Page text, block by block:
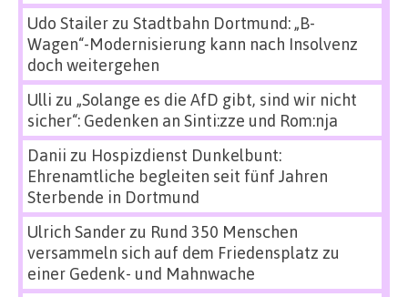
Udo Stailerzu Stadtbahn Dortmund: „B-
Wagen“-Modernisierung kann nach Insolvenz
doch weitergehen
Ulli zu „Solange es die AfD gibt, sind wir nicht
sicher“: Gedenken an Sinti:zze und Rom:nja
Danii zu Hospizdienst Dunkelbunt:
Ehrenamtliche begleiten seit fünf Jahren
Sterbende in Dortmund
Ulrich Sanderzu Rund 350 Menschen
versammeln sich auf dem Friedensplatz zu
einer Gedenk- und Mahnwache